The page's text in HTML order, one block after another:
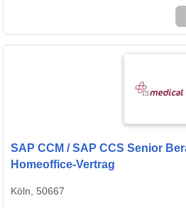
SAP CCM / SAP CCS Senior
Homeoffice-Vertrag
Köln, 50667